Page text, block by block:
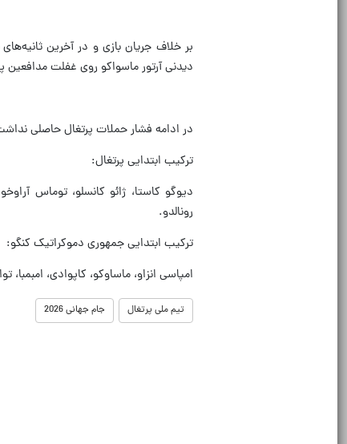
بر خلاف جریان بازی و در آخرین
دیدنی آرتور ماسواکو روی غفلت مدافعین
در ادامه فشار حملات پرتغال حاصلی نداشت
ترکیب ابتدایی پرتغال:
دیوگو کاستا، ژائو کانسلو، توماس
رونالدو.
ترکیب ابتدایی جمهوری دموکراتیک کنگو:
امپاسی انزاو، ماساوکو، کاپوادی، امبمبا،
تیم ملی پرتغال جام جهانی 2026